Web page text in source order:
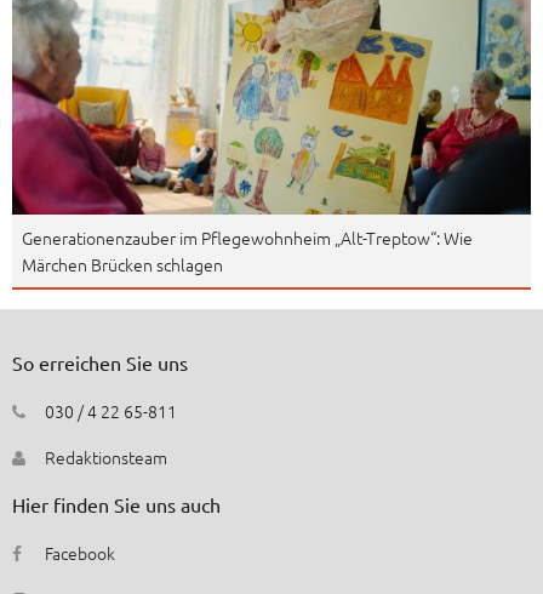
Generationenzauber im Pflegewohnheim „Alt-Treptow“: Wie
Märchen Brücken schlagen
So erreichen Sie uns
030 / 4 22 65-811
Redaktionsteam
Hier finden Sie uns auch
Facebook